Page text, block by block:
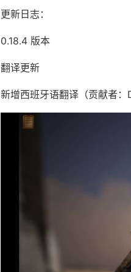
更新日志：
0.18.4 版本
翻译更新
新增西班牙语翻译（贡献者：